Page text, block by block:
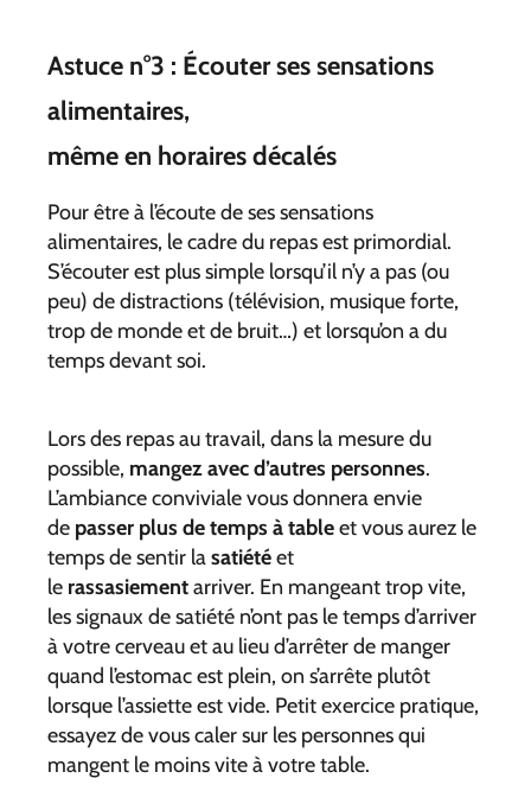
Astuce n°3 : Écouter ses sensations
alimentaires,
​​​​​​​même en horaires décalés
Pour être à l’écoute de ses sensations
alimentaires, le cadre du repas est primordial.
S’écouter est plus simple lorsqu’il n’y a pas (ou
peu) de distractions (télévision, musique forte,
trop de monde et de bruit…) et lorsqu’on a du
temps devant soi.
Lors des repas au travail, dans la mesure du
possible, mangez avec d’autres personnes.
L’ambiance conviviale vous donnera envie
de passer plus de temps à tableet vous aurez le
temps de sentir lasatiétéet
le rassasiementarriver. En mangeant trop vite,
les signaux de satiété n’ont pas le temps d’arriver
à votre cerveau et au lieu d’arrêter de manger
quand l’estomac est plein, on s’arrête plutôt
lorsque l’assiette est vide. Petit exercice pratique,
essayez de vous caler sur les personnes qui
mangent le moins vite à votre table.